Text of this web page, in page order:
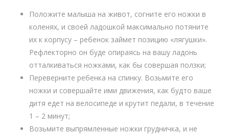
Положите малыша на живот, согните его ножки в
коленях, и своей ладошкой максимально потяните
их к корпусу – ребенок займет позицию «лягушки».
Рефлекторно он буде опираясь на вашу ладонь
отталкиваться ножками, как бы совершая ползки;
Переверните ребенка на спинку. Возьмите его
ножки и совершайте ими движения, как будто ваше
дитя едет на велосипеде и крутит педали, в течение
1 – 2 минут;
Возьмите выпрямленные ножки грудничка, и не